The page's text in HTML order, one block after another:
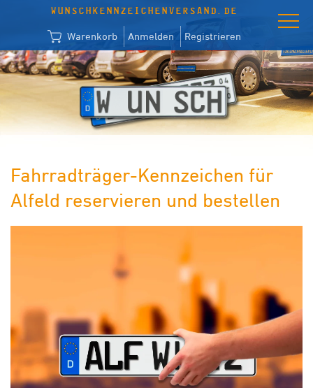
WUNSCHKENNZEICHENVERSAND.DE
Warenkorb Anmelden Registrieren
Fahrradträger-Kennzeichen für
Alfeld reservieren und bestellen